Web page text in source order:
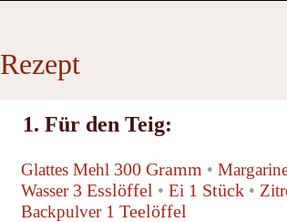
Rezept
1. Für den Teig:
Glattes Mehl 300 Gramm •
Wasser 3 Esslöffel • Ei 1 Stück •
Backpulver 1 Teelöffel